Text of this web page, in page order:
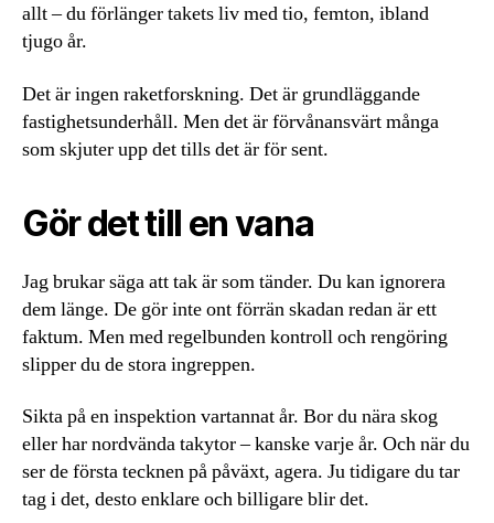
allt – du förlänger takets liv med tio, femton, ibland
tjugo år.
Det är ingen raketforskning. Det är grundläggande
fastighetsunderhåll. Men det är förvånansvärt många
som skjuter upp det tills det är för sent.
Gör det till en vana
Jag brukar säga att tak är som tänder. Du kan ignorera
dem länge. De gör inte ont förrän skadan redan är ett
faktum. Men med regelbunden kontroll och rengöring
slipper du de stora ingreppen.
Sikta på en inspektion vartannat år. Bor du nära skog
eller har nordvända takytor – kanske varje år. Och när du
ser de första tecknen på påväxt, agera. Ju tidigare du tar
tag i det, desto enklare och billigare blir det.